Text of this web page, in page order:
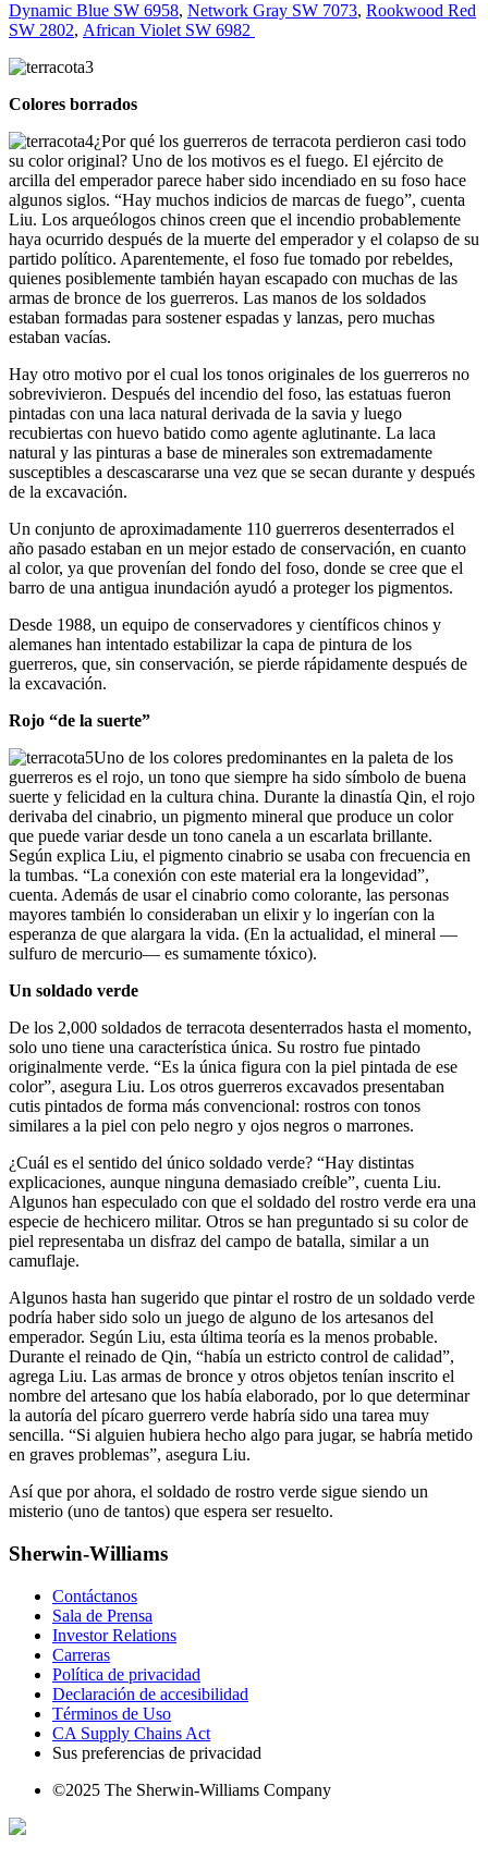
Dynamic Blue SW 6958, Network Gray SW 7073, Rookwood Red
SW 2802, African Violet SW 6982
Colores borrados
¿Por qué los guerreros de terracota perdieron casi todo
su color original? Uno de los motivos es el fuego. El ejército de
arcilla del emperador parece haber sido incendiado en su foso hace
algunos siglos. “Hay muchos indicios de marcas de fuego”, cuenta
Liu. Los arqueólogos chinos creen que el incendio probablemente
haya ocurrido después de la muerte del emperador y el colapso de su
partido político. Aparentemente, el foso fue tomado por rebeldes,
quienes posiblemente también hayan escapado con muchas de las
armas de bronce de los guerreros. Las manos de los soldados
estaban formadas para sostener espadas y lanzas, pero muchas
estaban vacías.
Hay otro motivo por el cual los tonos originales de los guerreros no
sobrevivieron. Después del incendio del foso, las estatuas fueron
pintadas con una laca natural derivada de la savia y luego
recubiertas con huevo batido como agente aglutinante. La laca
natural y las pinturas a base de minerales son extremadamente
susceptibles a descascararse una vez que se secan durante y después
de la excavación.
Un conjunto de aproximadamente 110 guerreros desenterrados el
año pasado estaban en un mejor estado de conservación, en cuanto
al color, ya que provenían del fondo del foso, donde se cree que el
barro de una antigua inundación ayudó a proteger los pigmentos.
Desde 1988, un equipo de conservadores y científicos chinos y
alemanes han intentado estabilizar la capa de pintura de los
guerreros, que, sin conservación, se pierde rápidamente después de
la excavación.
Rojo “de la suerte”
Uno de los colores predominantes en la paleta de los
guerreros es el rojo, un tono que siempre ha sido símbolo de buena
suerte y felicidad en la cultura china. Durante la dinastía Qin, el rojo
derivaba del cinabrio, un pigmento mineral que produce un color
que puede variar desde un tono canela a un escarlata brillante.
Según explica Liu, el pigmento cinabrio se usaba con frecuencia en
la tumbas. “La conexión con este material era la longevidad”,
cuenta. Además de usar el cinabrio como colorante, las personas
mayores también lo consideraban un elixir y lo ingerían con la
esperanza de que alargara la vida. (En la actualidad, el mineral —
sulfuro de mercurio— es sumamente tóxico).
Un soldado verde
De los 2,000 soldados de terracota desenterrados hasta el momento,
solo uno tiene una característica única. Su rostro fue pintado
originalmente verde. “Es la única figura con la piel pintada de ese
color”, asegura Liu. Los otros guerreros excavados presentaban
cutis pintados de forma más convencional: rostros con tonos
similares a la piel con pelo negro y ojos negros o marrones.
¿Cuál es el sentido del único soldado verde? “Hay distintas
explicaciones, aunque ninguna demasiado creíble”, cuenta Liu.
Algunos han especulado con que el soldado del rostro verde era una
especie de hechicero militar. Otros se han preguntado si su color de
piel representaba un disfraz del campo de batalla, similar a un
camuflaje.
Algunos hasta han sugerido que pintar el rostro de un soldado verde
podría haber sido solo un juego de alguno de los artesanos del
emperador. Según Liu, esta última teoría es la menos probable.
Durante el reinado de Qin, “había un estricto control de calidad”,
agrega Liu. Las armas de bronce y otros objetos tenían inscrito el
nombre del artesano que los había elaborado, por lo que determinar
la autoría del pícaro guerrero verde habría sido una tarea muy
sencilla. “Si alguien hubiera hecho algo para jugar, se habría metido
en graves problemas”, asegura Liu.
Así que por ahora, el soldado de rostro verde sigue siendo un
misterio (uno de tantos) que espera ser resuelto.
Sherwin-Williams
Contáctanos
Sala de Prensa
Investor Relations
Carreras
Política de privacidad
Declaración de accesibilidad
Términos de Uso
CA Supply Chains Act
Sus preferencias de privacidad
©2025 The Sherwin-Williams Company